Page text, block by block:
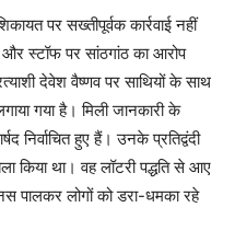
पर सख्तीपूर्वक कार्रवाई नहीं
स्टॉफ पर सांठगांठ का आरोप
देवेश वैष्णव पर साथियों के साथ
गया है। मिली जानकारी के
निर्वाचित हुए हैं। उनके प्रतिद्वंदी
किया था। वह लॉटरी पद्धति से आए
पालकर लोगों को डरा-धमका रहे